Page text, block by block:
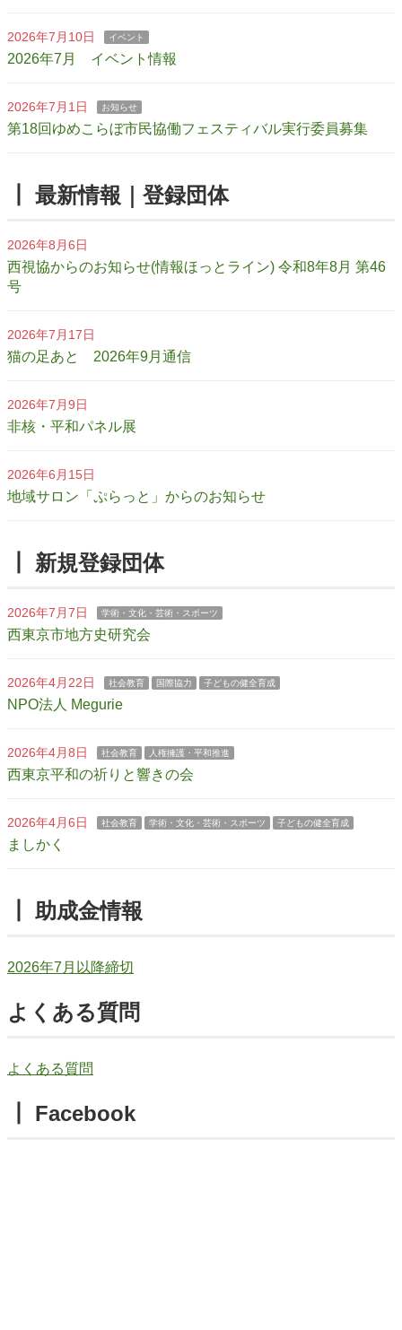
2026年7月10日 イベント
2026年7月 イベント情報
2026年7月1日 お知らせ
第18回ゆめこらぼ市民協働フェスティバル実行委員募集
┃ 最新情報｜登録団体
2026年8月6日
西視協からのお知らせ(情報ほっとライン) 令和8年8月 第46
号
2026年7月17日
猫の足あと 2026年9月通信
2026年7月9日
非核・平和パネル展
2026年6月15日
地域サロン「ぷらっと」からのお知らせ
┃ 新規登録団体
2026年7月7日 学術・文化・芸術・スポーツ
西東京市地方史研究会
2026年4月22日 社会教育 国際協力 子どもの健全育成
NPO法人 Megurie
2026年4月8日 社会教育 人権擁護・平和推進
西東京平和の祈りと響きの会
2026年4月6日 社会教育 学術・文化・芸術・スポーツ 子どもの健全育成
ましかく
┃ 助成金情報
2026年7月以降締切
よくある質問
よくある質問
┃ Facebook